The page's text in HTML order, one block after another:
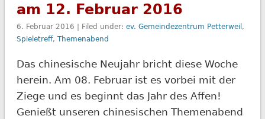
am 12. Februar 2016
6. Februar 2016 | Filed under: ev. Gemeindezentrum Petterweil ,
Spieletreff, Themenabend
Das chinesische Neujahr bricht diese Woche
herein. Am 08. Februar ist es vorbei mit der
Ziege und es beginnt das Jahr des Affen!
Genießt unseren chinesischen Themenabend